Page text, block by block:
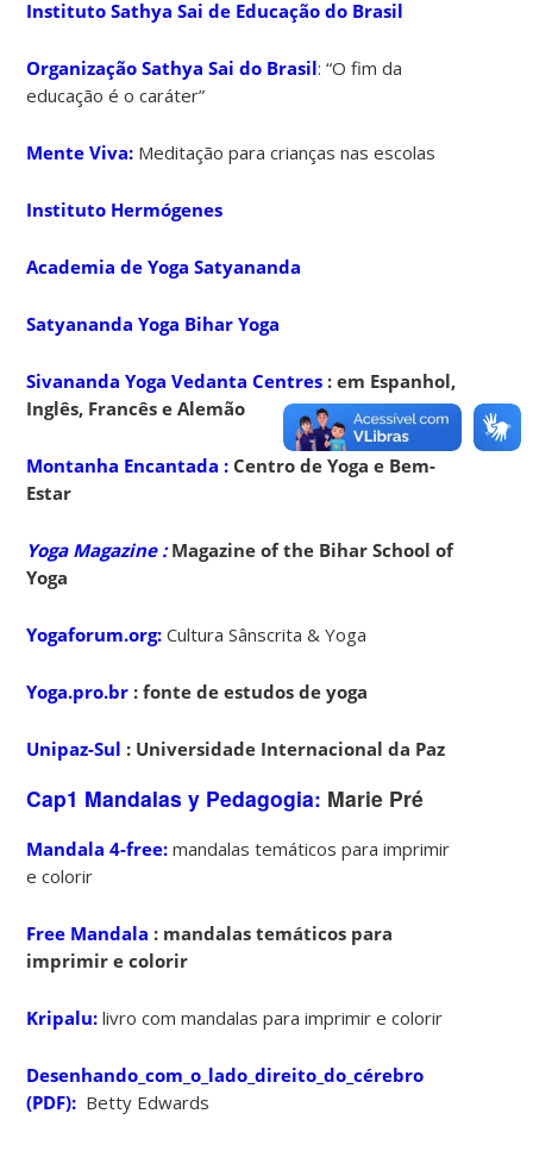
Instituto Sathya Sai de Educação do Brasil
Organização Sathya Sai do Brasil: “O fim da
educação é o caráter”
Mente Viva: Meditação para crianças nas escolas
Instituto Hermógenes
Academia de Yoga Satyananda
Satyananda Yoga Bihar Yoga
Sivananda Yoga Vedanta Centres : em Espanhol,
Inglês, Francês e Alemão
Montanha Encantada : Centro de Yoga e Bem-
Estar
Yoga Magazine :Magazine of the Bihar School of
Yoga
Yogaforum.org: Cultura Sânscrita & Yoga
Yoga.pro.br : fonte de estudos de yoga
Unipaz-Sul : Universidade Internacional da Paz
Cap1 Mandalas y Pedagogia: Marie Pré
Mandala 4-free: mandalas temáticos para imprimir
e colorir
Free Mandala : mandalas temáticos para
imprimir e colorir
Kripalu: livro com mandalas para imprimir e colorir
Desenhando_com_o_lado_direito_do_cérebro
(PDF): Betty Edwards